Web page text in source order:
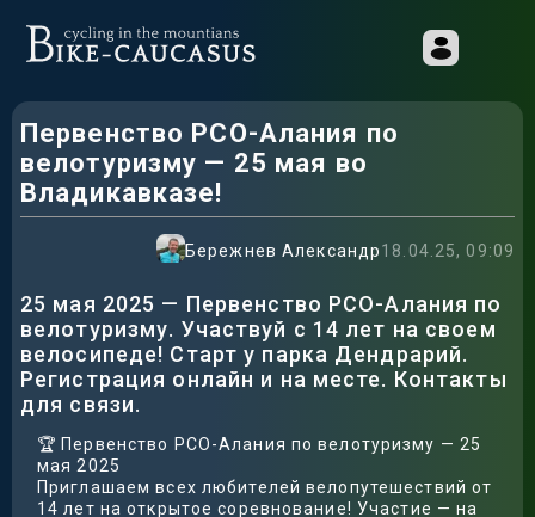
Первенство РСО-Алания по
велотуризму — 25 мая во
Владикавказе!
Бережнев Александр18.04.25, 09:09
25 мая 2025 — Первенство РСО-Алания по
велотуризму. Участвуй с 14 лет на своем
велосипеде! Старт у парка Дендрарий.
Регистрация онлайн и на месте. Контакты
для связи.
🏆 Первенство РСО-Алания по велотуризму — 25
мая 2025
Приглашаем всех любителей велопутешествий от
14 лет на открытое соревнование! Участие — на